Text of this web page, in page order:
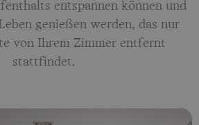
entspannen können und
genießen werden, das nur
von Ihrem Zimmer entfernt
stattfindet.